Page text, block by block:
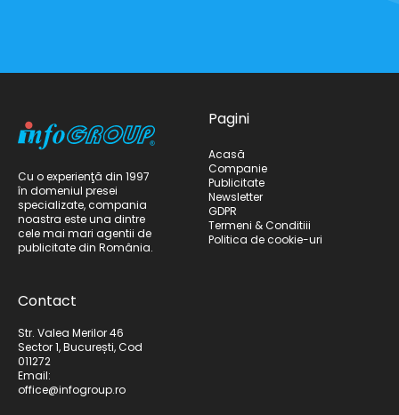
Cu o experienţă din 1997
în domeniul presei
specializate, compania
noastra este una dintre
cele mai mari agentii de
publicitate din România.
Contact
Str. Valea Merilor 46
Sector 1, București, Cod
011272
Email:
office@infogroup.ro
Pagini
Acasă
Companie
Publicitate
Newsletter
GDPR
Termeni & Conditiii
Politica de cookie-uri